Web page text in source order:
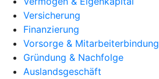
Versicherung
Finanzierung
Vorsorge & Mitarbeiterbindung
Gründung & Nachfolge
Auslandsgeschäft